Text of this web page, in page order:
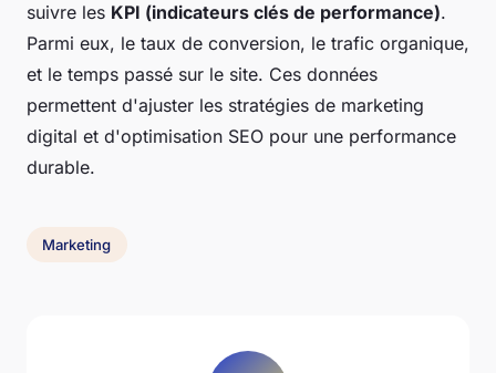
suivre les KPI (indicateurs clés de performance).
Parmi eux, le taux de conversion, le trafic organique,
et le temps passé sur le site. Ces données
permettent d'ajuster les stratégies de marketing
digital et d'optimisation SEO pour une performance
durable.
Marketing